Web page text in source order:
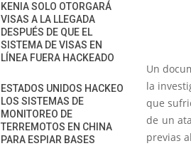
Un
la
que
de un
previas
KENIA SOLO OTORGARÁ
VISAS A LA LLEGADA
DESPUÉS DE QUE EL
SISTEMA DE VISAS EN
LÍNEA FUERA HACKEADO
ESTADOS UNIDOS HACKEO
LOS SISTEMAS DE
MONITOREO DE
TERREMOTOS EN CHINA
PARA ESPIAR BASES